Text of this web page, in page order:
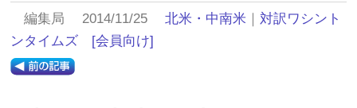
編集局 2014/11/25北米・中南米 ｜対訳ワシント
ンタイムズ
[会員向け]